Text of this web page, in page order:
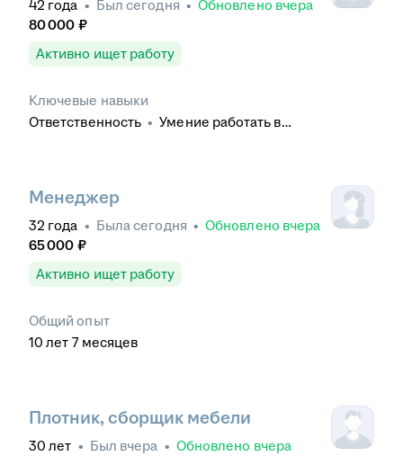
42 года • Был сегодня • Обновлено вчера
80 000 ₽
Активно ищет работу
Ключевые навыки
Ответственность • Умение работать в
Менеджер
32 года • Быласегодня • Обновлено вчера
65 000 ₽
Активно ищет работу
Общий опыт
10 лет 7 месяцев
Плотник, сборщик мебели
30 лет • Был вчера • Обновлено вчера